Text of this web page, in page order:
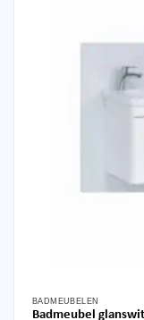
BADMEUBELEN
Badmeubel